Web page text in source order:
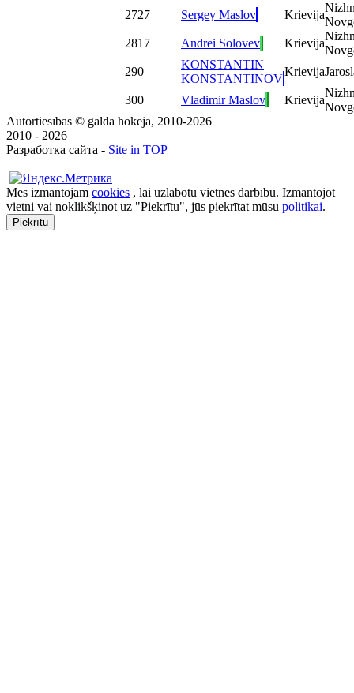
2727 Sergey Maslov Krievija
2817 Andrei Solovev Krievija
290
KONSTANTIN
KONSTANTINOV
Krievija
300 Vladimir Maslov Krievija
Autortiesības © galda hokeja, 2010-2026
2010 - 2026
Разработка сайта - Site in TOP
Mēs izmantojam cookies , lai uzlabotu vietnes darbību. Izmantojot
vietni vai noklikšķinot uz "Piekrītu", jūs piekrītat mūsu politikai.
Piekrītu